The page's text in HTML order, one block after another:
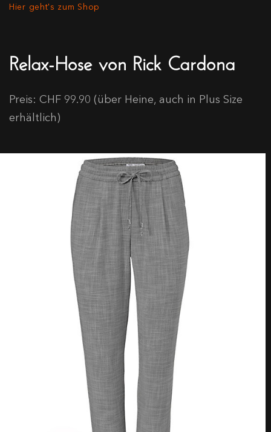
Hier geht's zum Shop
Relax-Hose von Rick Cardona
Preis: CHF 99.90 (über Heine, auch in Plus Size
erhältlich)